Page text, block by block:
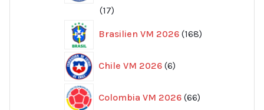
1717
Brasilien VM 2026 168
produkter
Chile VM 2026 6
produkter
Colombia VM 2026 66
produkter